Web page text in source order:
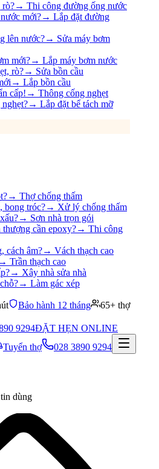
→ Thi công đường ống nước
mới?→ Lắp đặt đường
lên nước?→ Sửa máy bơm
mới?→ Lắp máy bơm nước
rò?→ Sửa bồn cầu
→ Lắp bồn cầu
cấp! → Thông cống nghẹt
→ Lắp đặt bể tách mỡ
→ Thợ chống thấm
bong tróc?→ Xử lý chống thấm
→ Sơn nhà trọn gói
thượng cần epoxy?→ Thi công
cách âm?→ Vách thạch cao
→ Trần thạch cao
→ Xây nhà sửa nhà
→ Làm gác xép
Bảo hành 12 tháng
65+ thợ
9294ĐẶT HẸN ONLINE
Tuyển thợ
028 3890 9294
tin dùng